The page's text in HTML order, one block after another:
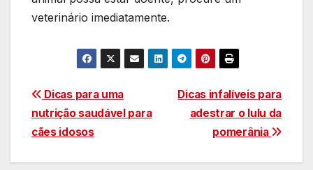
veterinário imediatamente.
Navegação
de
Post
Dicas infalíveis para
adestrar o lulu da
pomerânia
Dicas para uma
nutrição saudável para
cães idosos